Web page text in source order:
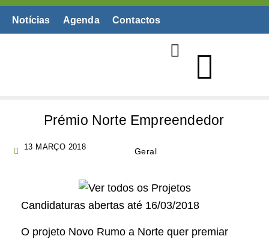
Notícias Agenda Contactos
Prémio Norte Empreendedor
13 MARÇO 2018 Geral
Candidaturas abertas até 16/03/2018
O projeto Novo Rumo a Norte quer premiar